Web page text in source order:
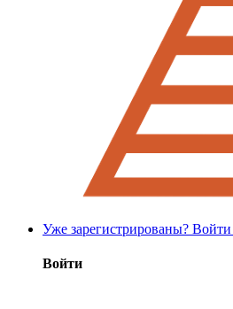
Уже зарегистрированы? Войти
Войти